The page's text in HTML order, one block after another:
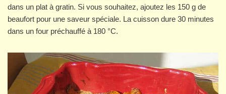
dans un plat à gratin. Si vous souhaitez, ajoutez les 150 g de
beaufort pour une saveur spéciale. La cuisson dure 30 minutes
dans un four préchauffé à 180 °C.